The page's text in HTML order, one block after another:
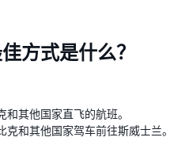
方式是什么？
其他国家直飞的航班。
和其他国家驾车前往斯威士兰。